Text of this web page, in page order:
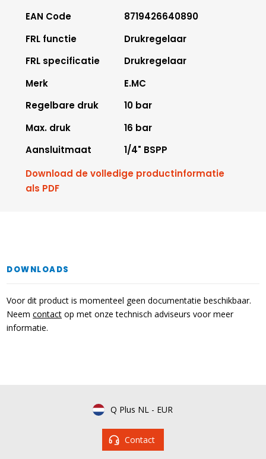
EAN Code
8719426640890
FRL functie
Drukregelaar
FRL specificatie
Drukregelaar
Merk
E.MC
Regelbare druk
10 bar
Max. druk
16 bar
Aansluitmaat
1/4" BSPP
Download de volledige productinformatie
als PDF
DOWNLOADS
Voor dit product is momenteel geen documentatie beschikbaar.
Neemcontact op met onze technisch adviseurs voor meer
informatie.
Q Plus NL - EUR
Contact